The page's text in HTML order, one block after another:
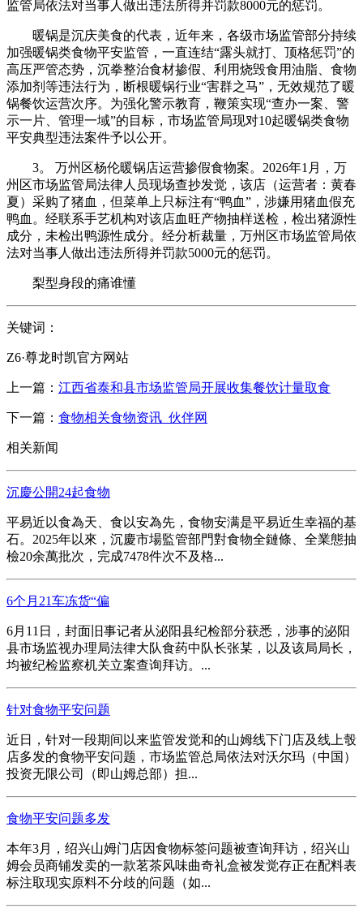
监管局依法对当事人做出违法所得并罚款8000元的惩罚。
暖锅是沉庆美食的代表，近年来，各级市场监管部分持续
加强暖锅类食物平安监管，一直连结“露头就打、顶格惩罚”的
高压严管态势，沉拳整治食材掺假、利用烧毁食用油脂、食物
添加剂等违法行为，断根暖锅行业“害群之马”，无效规范了暖
锅餐饮运营次序。为强化警示教育，鞭策实现“查办一案、警
示一片、管理一域”的目标，市场监管局现对10起暖锅类食物
平安典型违法案件予以公开。
3。 万州区杨伦暖锅店运营掺假食物案。2026年1月，万
州区市场监管局法律人员现场查抄发觉，该店（运营者：黄春
夏）采购了猪血，但菜单上只标注有“鸭血”，涉嫌用猪血假充
鸭血。经联系手艺机构对该店血旺产物抽样送检，检出猪源性
成分，未检出鸭源性成分。经分析裁量，万州区市场监管局依
法对当事人做出违法所得并罚款5000元的惩罚。
梨型身段的痛谁懂
关键词：
Z6·尊龙时凯官方网站
上一篇： 江西省泰和县市场监管局开展收集餐饮计量取食
下一篇： 食物相关食物资讯_伙伴网
相关新闻
沉慶公開24起食物
平易近以食為天、食以安為先，食物安满是平易近生幸福的基
石。2025年以來，沉慶市場監管部門對食物全鏈條、全業態抽
檢20余萬批次，完成7478件次不及格...
6个月21车冻货“偏
6月11日，封面旧事记者从泌阳县纪检部分获悉，涉事的泌阳
县市场监视办理局法律大队食药中队长张某，以及该局局长，
均被纪检监察机关立案查询拜访。...
针对食物平安问题
近日，针对一段期间以来监管发觉和的山姆线下门店及线上彀
店多发的食物平安问题，市场监管总局依法对沃尔玛（中国）
投资无限公司（即山姆总部）担...
食物平安问题多发
本年3月，绍兴山姆门店因食物标签问题被查询拜访，绍兴山
姆会员商铺发卖的一款茗茶风味曲奇礼盒被发觉存正在配料表
标注取现实原料不分歧的问题（如...